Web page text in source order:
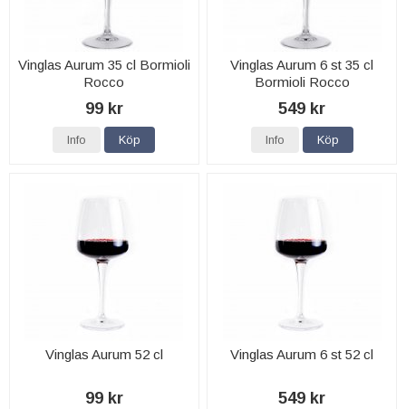
Vinglas Aurum 35 cl Bormioli
Rocco
99 kr
Info Köp
Vinglas Aurum 6 st 35 cl
Bormioli Rocco
549 kr
Info Köp
Vinglas Aurum 52 cl
99 kr
Vinglas Aurum 6 st 52 cl
549 kr